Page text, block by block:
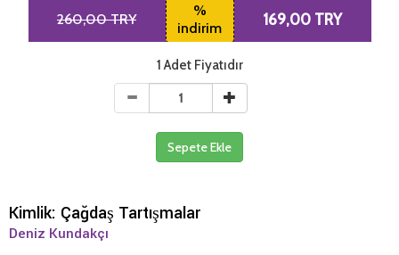
260,00 TRY
%
indirim
169,00 TRY
1 Adet Fiyatıdır
Sepete Ekle
Kimlik: Çağdaş Tartışmalar
Deniz Kundakçı